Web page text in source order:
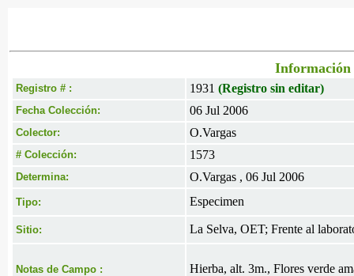
Información
Registro # : 1931 (Registro sin editar)
Fecha Colección: 06 Jul 2006
Colector: O.Vargas
# Colección: 1573
Determina: O.Vargas , 06 Jul 2006
Tipo: Especimen
Sitio: La Selva, OET; Frente al
Notas de Campo : Hierba, alt. 3m., Flores verde